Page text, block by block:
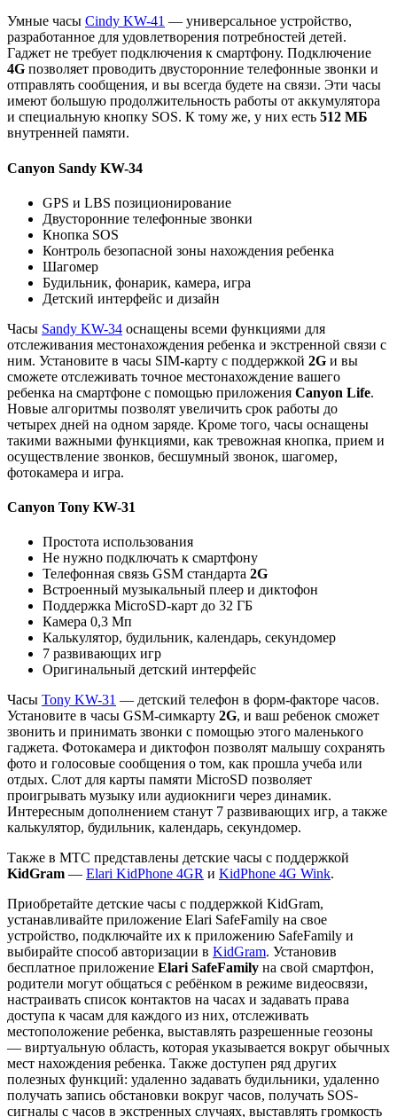
Умные часы Cindy KW-41 — универсальное устройство,
разработанное для удовлетворения потребностей детей.
Гаджет не требует подключения к смартфону. Подключение
4G позволяет проводить двусторонние телефонные звонки и
отправлять сообщения, и вы всегда будете на связи. Эти часы
имеют большую продолжительность работы от аккумулятора
и специальную кнопку SOS. К тому же, у них есть 512 МБ
внутренней памяти.
Canyon Sandy KW-34
GPS и LBS позиционирование
Двусторонние телефонные звонки
Кнопка SOS
Контроль безопасной зоны нахождения ребенка
Шагомер
Будильник, фонарик, камера, игра
Детский интерфейс и дизайн
Часы Sandy KW-34 оснащены всеми функциями для
отслеживания местонахождения ребенка и экстренной связи с
ним. Установите в часы SIM-карту с поддержкой 2G и вы
сможете отслеживать точное местонахождение вашего
ребенка на смартфоне с помощью приложения Canyon Life.
Новые алгоритмы позволят увеличить срок работы до
четырех дней на одном заряде. Кроме того, часы оснащены
такими важными функциями, как тревожная кнопка, прием и
осуществление звонков, бесшумный звонок, шагомер,
фотокамера и игра.
Canyon Tony KW-31
Простота использования
Не нужно подключать к смартфону
Телефонная связь GSM стандарта 2G
Встроенный музыкальный плеер и диктофон
Поддержка MicroSD-карт до 32 ГБ
Камера 0,3 Мп
Калькулятор, будильник, календарь, секундомер
7 развивающих игр
Оригинальный детский интерфейс
Часы Tony KW-31 — детский телефон в форм-факторе часов.
Установите в часы GSM-симкарту 2G, и ваш ребенок сможет
звонить и принимать звонки с помощью этого маленького
гаджета. Фотокамера и диктофон позволят малышу сохранять
фото и голосовые сообщения о том, как прошла учеба или
отдых. Слот для карты памяти MicroSD позволяет
проигрывать музыку или аудиокниги через динамик.
Интересным дополнением станут 7 развивающих игр, а также
калькулятор, будильник, календарь, секундомер.
Также в МТС представлены детские часы с поддержкой
KidGram — Elari KidPhone 4GR и KidPhone 4G Wink.
Приобретайте детские часы с поддержкой KidGram,
устанавливайте приложение Elari SafeFamily на свое
устройство, подключайте их к приложению SafeFamily и
выбирайте способ авторизации в KidGram. Установив
бесплатное приложение Elari SafeFamily на свой смартфон,
родители могут общаться с ребёнком в режиме видеосвязи,
настраивать список контактов на часах и задавать права
доступа к часам для каждого из них, отслеживать
местоположение ребенка, выставлять разрешенные геозоны
— виртуальную область, которая указывается вокруг обычных
мест нахождения ребенка. Также доступен ряд других
полезных функций: удаленно задавать будильники, удаленно
получать запись обстановки вокруг часов, получать SOS-
сигналы с часов в экстренных случаях, выставлять громкость